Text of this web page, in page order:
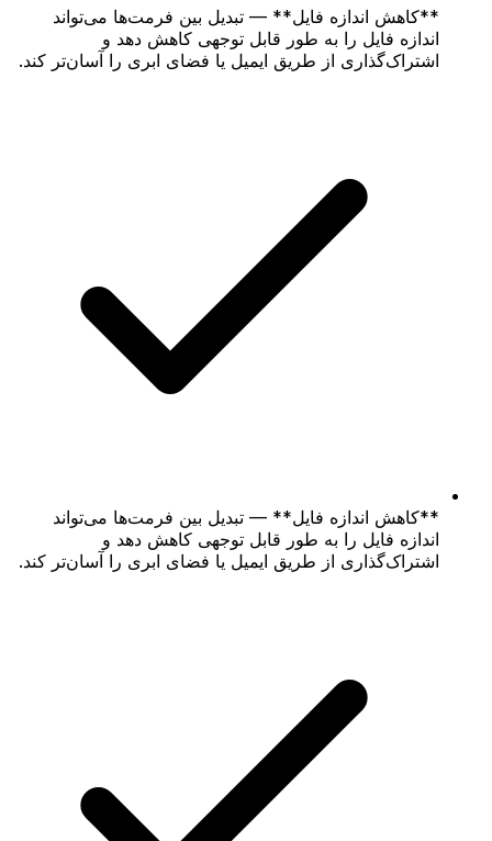
**کاهش اندازه فایل** — تبدیل بین فرمت‌ها می‌تواند
اندازه فایل را به طور قابل توجهی کاهش دهد و
اشتراک‌گذاری از طریق ایمیل یا فضای ابری را آسان‌تر کند.
**کاهش اندازه فایل** — تبدیل بین فرمت‌ها می‌تواند
اندازه فایل را به طور قابل توجهی کاهش دهد و
اشتراک‌گذاری از طریق ایمیل یا فضای ابری را آسان‌تر کند.